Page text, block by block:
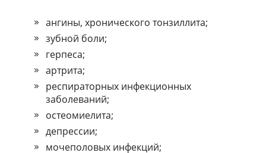
ангины, хронического тонзиллита;
зубной боли;
герпеса;
артрита;
респираторных инфекционных
заболеваний;
остеомиелита;
депрессии;
мочеполовых инфекций;